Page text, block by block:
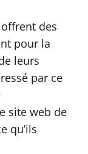
des
pour la
leurs
par ce
site web de
qu’ils